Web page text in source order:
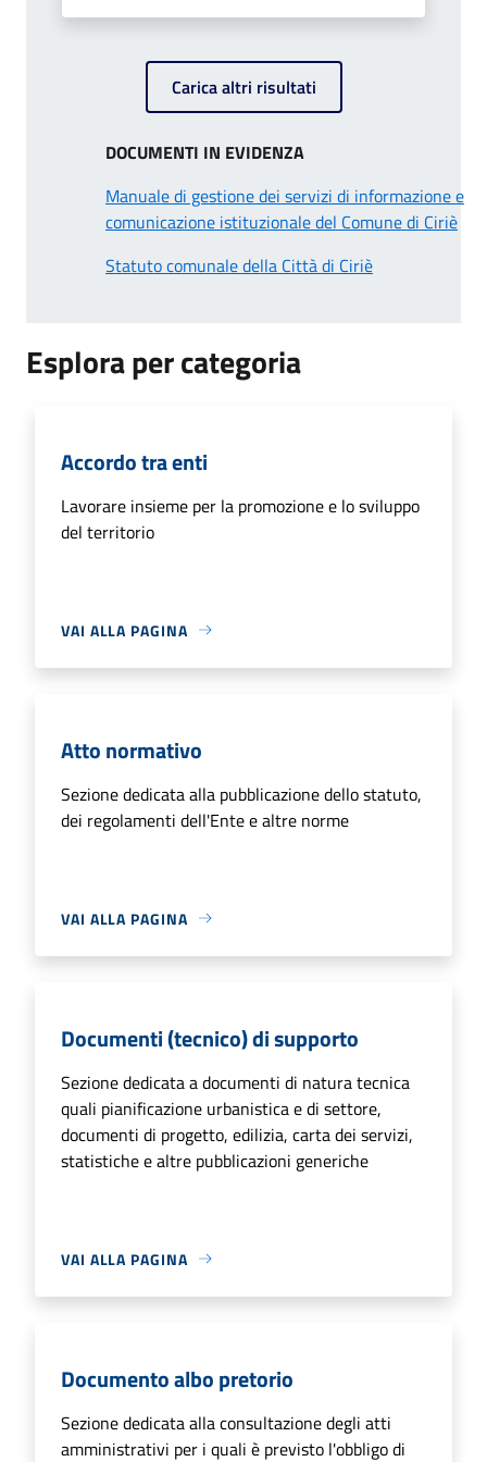
Carica altri risultati
DOCUMENTI IN EVIDENZA
Manuale di gestione dei servizi di informazione e
comunicazione istituzionale del Comune di Ciriè
Statuto comunale della Città di Ciriè
Esplora per categoria
Accordo tra enti
Lavorare insieme per la promozione e lo sviluppo
del territorio
VAI ALLA PAGINA
Atto normativo
Sezione dedicata alla pubblicazione dello statuto,
dei regolamenti dell'Ente e altre norme
VAI ALLA PAGINA
Documenti (tecnico) di supporto
Sezione dedicata a documenti di natura tecnica
quali pianificazione urbanistica e di settore,
documenti di progetto, edilizia, carta dei servizi,
statistiche e altre pubblicazioni generiche
VAI ALLA PAGINA
Documento albo pretorio
Sezione dedicata alla consultazione degli atti
amministrativi per i quali è previsto l'obbligo di